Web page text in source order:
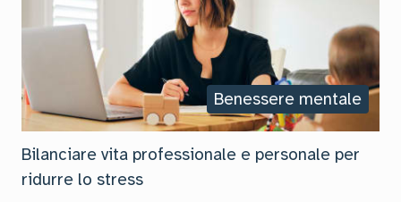
Benessere mentale
Bilanciare vita professionale e personale per
ridurre lo stress